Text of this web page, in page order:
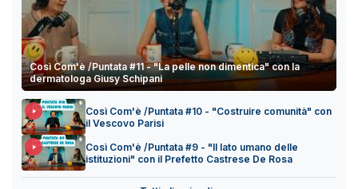
Così Com'è /Puntata #11 - "La pelle non dimentica" con la
dermatologa Giusy Schipani
Così Com'è /Puntata #10 - "Costruire comunità" con
il Vescovo Parisi
Così Com'è /Puntata #9 - "Il lato umano delle
istituzioni" con il Prefetto Castrese De Rosa